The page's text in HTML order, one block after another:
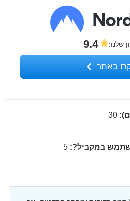
שלנו:
9.4
באתר
30
במקביל?: 5